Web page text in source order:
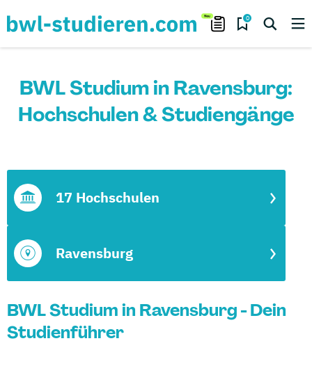
0
BWL Studium in Ravensburg:
Hochschulen & Studiengänge
Ravensburg
17 Hochschulen
BWL Studium in Ravensburg - Dein
Studienführer